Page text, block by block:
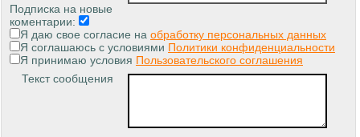
Подписка на новые
коментарии:
Я даю свое согласие на обработку персональных данных
Я соглашаюсь с условиями Политики конфиденциальности
Я принимаю условия Пользовательского соглашения
Текст сообщения